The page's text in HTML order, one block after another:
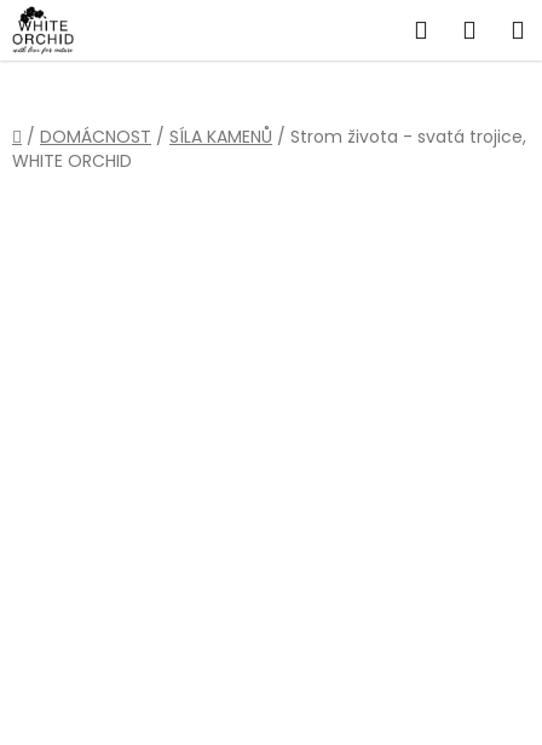
Přejít
na
obsah
Hledat
Domů
/ DOMÁCNOST / SÍLA KAMENŮ / Strom života - svatá trojice,
WHITE ORCHID